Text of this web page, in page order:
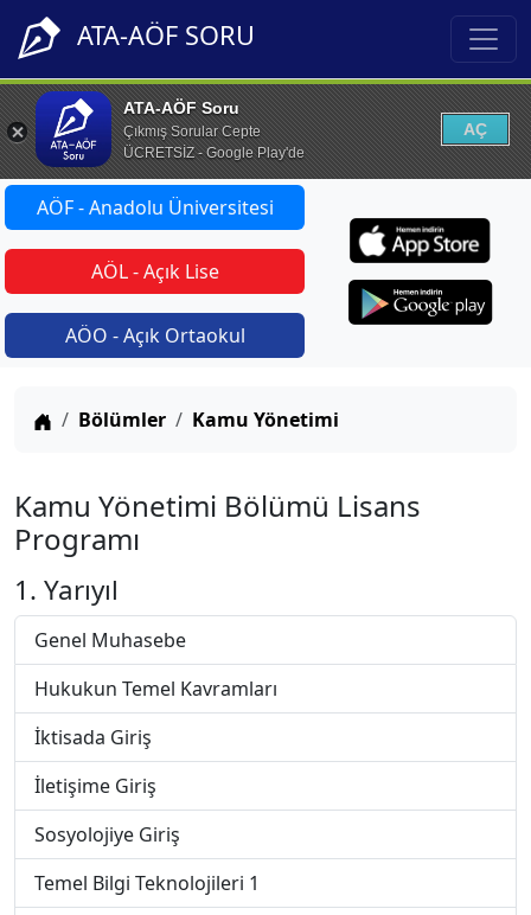
ATA-AÖF SORU
ATA-AÖF Soru
Çıkmış Sorular Cepte
ÜCRETSİZ - Google Play'de
AÇ
AÖF - Anadolu Üniversitesi
AÖL - Açık Lise
AÖO - Açık Ortaokul
Anasayfa
Bölümler Kamu Yönetimi
Kamu Yönetimi Bölümü Lisans
Programı
1. Yarıyıl
Genel Muhasebe
Hukukun Temel Kavramları
İktisada Giriş
İletişime Giriş
Sosyolojiye Giriş
Temel Bilgi Teknolojileri 1